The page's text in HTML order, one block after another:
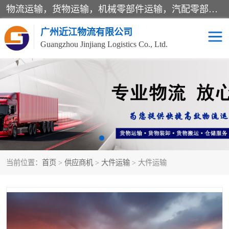
物流运输，货物运输，机械零部件运输，汽配零部件运输，仓储，广州物流，广东物流，河北物流，山西物流，辽宁物流，东北物流，华北物流，华南物流，西南物流，吉林物流，黑龙江物流，江苏物流，浙江物流，杭州物流，义乌物流，安徽物流，福建物流，江西物流，山东物流，河南物流，湖北物流，湖南物流，广东物流，海南物流，四川物流，贵州物流，云南物流，陕西物流，甘肃物流，青海物流，北京物流，天津物流，上海物流，重庆物流
广州近江物流有限公司
Guangzhou Jinjiang Logistics Co., Ltd.
当前位置： 首页 > 供应商机 > 大件运输 > 大件运输
汽车零部件运输 仓储配送
零担运输 专线运输
大件运输 整车运输
机械零部件运输